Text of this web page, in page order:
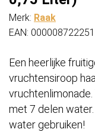
Merk: Raak
EAN:
Een heerlijke
vruchtensiroop
met 7 delen
water gebruiken!